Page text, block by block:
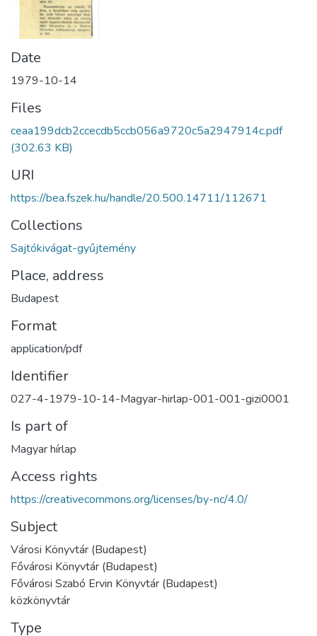
Date
1979-10-14
Files
ceaa199dcb2ccecdb5ccb056a9720c5a2947914c.pdf
(302.63 KB)
URI
https://bea.fszek.hu/handle/20.500.14711/112671
Collections
Sajtókivágat-gyűjtemény
Place, address
Budapest
Format
application/pdf
Identifier
027-4-1979-10-14-Magyar-hirlap-001-001-gizi0001
Is part of
Magyar hírlap
Access rights
https://creativecommons.org/licenses/by-nc/4.0/
Subject
Városi Könyvtár (Budapest)
Fővárosi Könyvtár (Budapest)
Fővárosi Szabó Ervin Könyvtár (Budapest)
közkönyvtár
Type